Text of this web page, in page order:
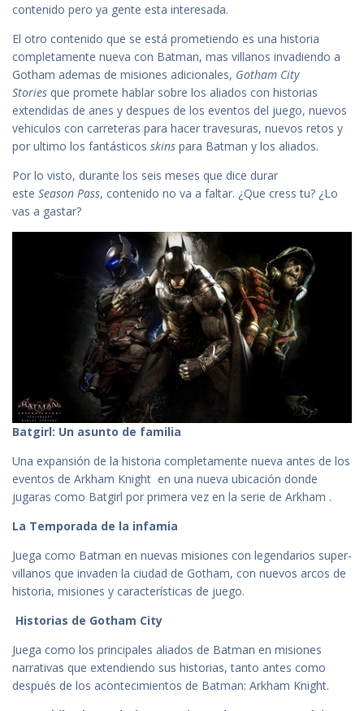
contenido pero ya gente esta interesada.
El otro contenido que se está prometiendo es una historia
completamente nueva con Batman, mas villanos invadiendo a
Gotham ademas de misiones adicionales, Gotham City
Stories que promete hablar sobre los aliados con historias
extendidas de anes y despues de los eventos del juego, nuevos
vehiculos con carreteras para hacer travesuras, nuevos retos y
por ultimo los fantásticos skins para Batman y los aliados.
Por lo visto, durante los seis meses que dice durar
este Season Pass, contenido no va a faltar. ¿Que cress tu? ¿Lo
vas a gastar?
Batgirl: Un asunto de familia
Una expansión de la historia completamente nueva antes de los
eventos de Arkham Knight en una nueva ubicación donde
jugaras como Batgirl por primera vez en la serie de Arkham .
La Temporada de la infamia
Juega como Batman en nuevas misiones con legendarios super-
villanos que invaden la ciudad de Gotham, con nuevos arcos de
historia, misiones y características de juego.
Historias de Gotham City
Juega como los principales aliados de Batman en misiones
narrativas que extendiendo sus historias, tanto antes como
después de los acontecimientos de Batman: Arkham Knight.